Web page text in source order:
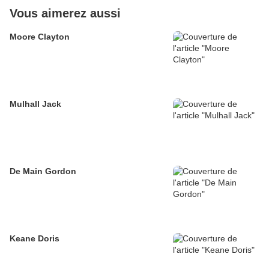
Vous aimerez aussi
Moore Clayton
Mulhall Jack
De Main Gordon
Keane Doris